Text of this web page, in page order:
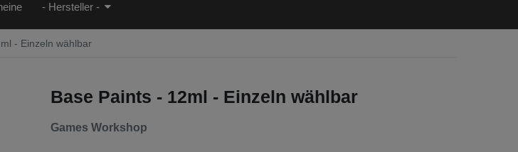
- Hersteller -
- Einzeln wählbar
Base Paints - 12ml - Einzeln wählbar
Games Workshop